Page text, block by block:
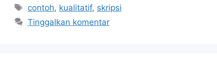
Tag
contoh, kualitatif, skripsi
Tinggalkan komentar